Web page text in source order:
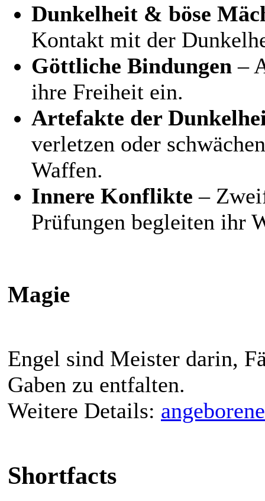
Dunkelheit & böse
Kontakt mit der
Göttliche Bindungen –
ihre Freiheit ein.
Artefakte der
verletzen oder
Waffen.
Innere Konflikte –
Prüfungen begleiten ihr
Magie
Engel sind Meister darin,
Gaben zu entfalten.
Weitere Details:
Shortfacts